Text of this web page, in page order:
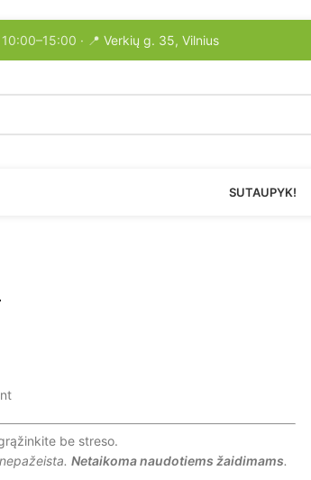
· 📍 Verkių g. 35, Vilnius
SUTAUPYK!
be streso.
Netaikoma naudotiems žaidimams.